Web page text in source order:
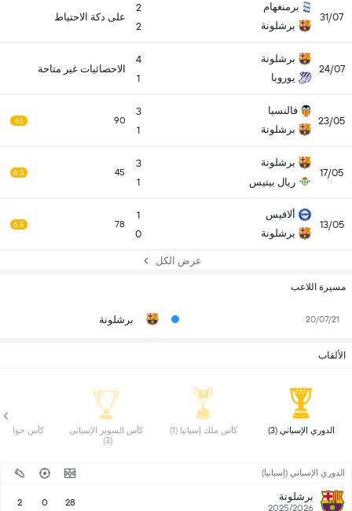
31/07
برمنغهام
برشلونة
2
2
على دكة الاحتياط
24/07
برشلونة
يوروبا
4
1
الاحصائيات غير متاحة
23/05
فالنسيا
برشلونة
3
1
90
6.1
17/05
برشلونة
ريال بيتيس
3
1
45
6.3
13/05
ألافيس
برشلونة
1
0
78
6.5
عرض الكل
مسيرة اللاعب
20/07/21 برشلونة
الألقاب
الدوري الإسباني (3) كأس ملك إسبانيا (1)
(3)
كأس خوان
الدوري الإسباني (إسبانيا)
برشلونة
2025/2026
28
0
2